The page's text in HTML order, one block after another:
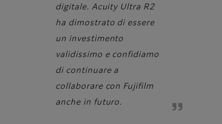
digitale. Acuity Ultra R2
ha dimostrato di essere
un investimento
validissimo e confidiamo
di continuare a
collaborare con Fujifilm
anche in futuro.